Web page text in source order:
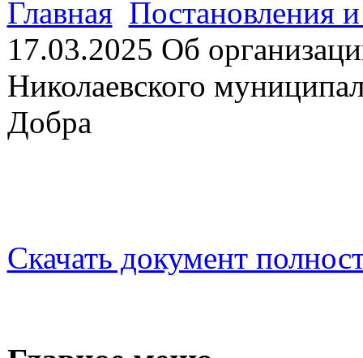
Главная Постановления
17.03.2025 Об
Николаевского
Добра
Скачать документ